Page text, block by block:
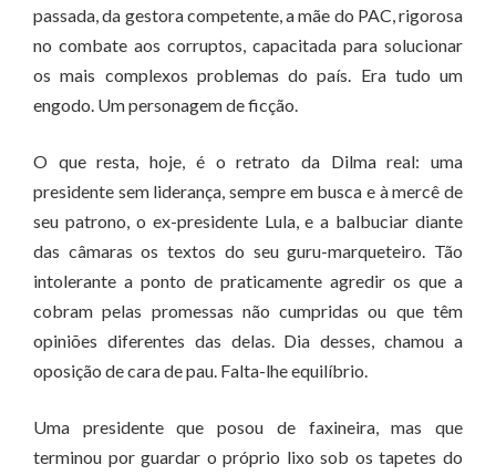
passada, da gestora competente, a mãe do PAC, rigorosa
no combate aos corruptos, capacitada para solucionar
os mais complexos problemas do país. Era tudo um
engodo. Um personagem de ficção.
O que resta, hoje, é o retrato da Dilma real: uma
presidente sem liderança, sempre em busca e à mercê de
seu patrono, o ex-presidente Lula, e a balbuciar diante
das câmaras os textos do seu guru-marqueteiro. Tão
intolerante a ponto de praticamente agredir os que a
cobram pelas promessas não cumpridas ou que têm
opiniões diferentes das delas. Dia desses, chamou a
oposição de cara de pau. Falta-lhe equilíbrio.
Uma presidente que posou de faxineira, mas que
terminou por guardar o próprio lixo sob os tapetes do